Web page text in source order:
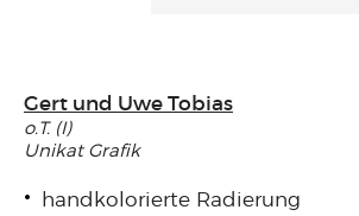
Gert und Uwe Tobias
o.T. (I)
Unikat Grafik
handkolorierte Radierung